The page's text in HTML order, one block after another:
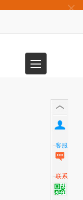
×
Toggle
navigation
客服
联系